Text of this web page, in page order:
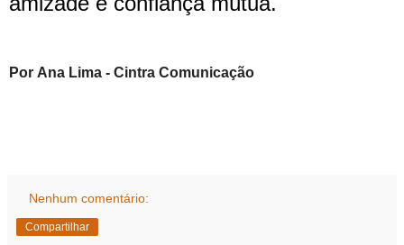
Por Ana Lima - Cintra Comunicação
Nenhum comentário:
Compartilhar